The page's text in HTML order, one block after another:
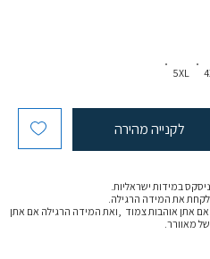
5XL
לקנייה מהירה
במידות ישראליות.
לקחת את המידה הרגילה.
אם אתן אוהבות צמוד ,ואת המידה הרגילה אם אתן
מאוורר.